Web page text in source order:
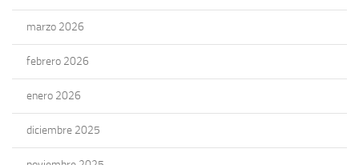
marzo 2026
febrero 2026
enero 2026
diciembre 2025